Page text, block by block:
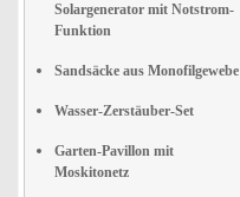
Solargenerator mit Notstrom-
Funktion
Sandsäcke aus Monofilgewebe
Wasser-Zerstäuber-Set
Garten-Pavillon mit
Moskitonetz